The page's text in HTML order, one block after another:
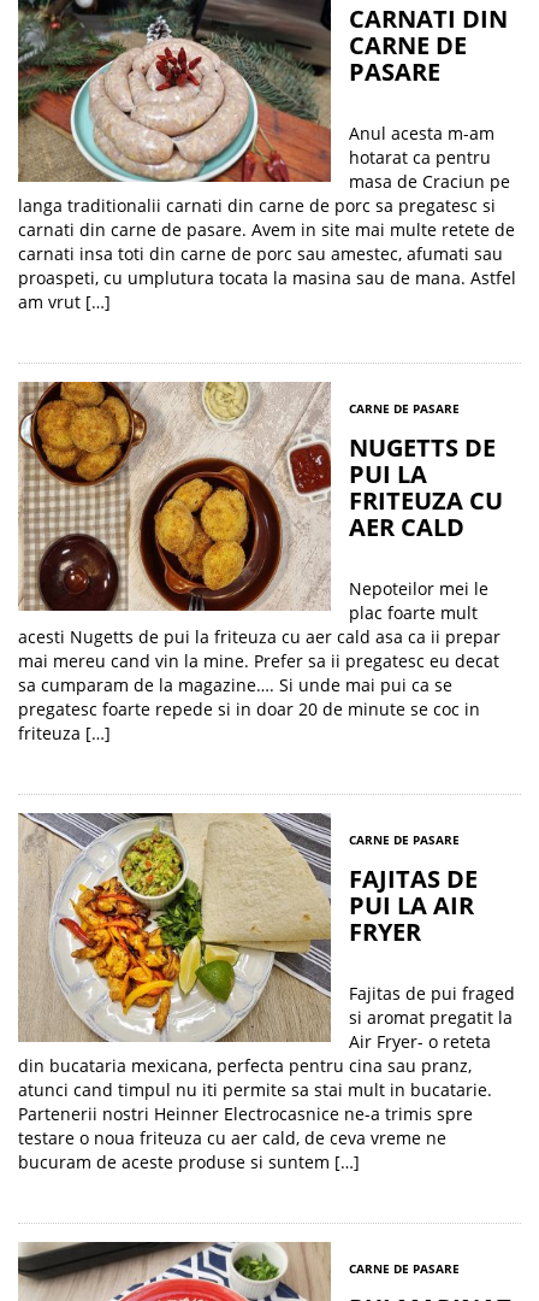
CARNATI DIN
CARNE DE
PASARE
Anul acesta m-am
hotarat ca pentru
masa de Craciun pe
langa traditionalii carnati din carne de porc sa pregatesc si
carnati din carne de pasare. Avem in site mai multe retete de
carnati insa toti din carne de porc sau amestec, afumati sau
proaspeti, cu umplutura tocata la masina sau de mana. Astfel
am vrut […]
CARNE DE PASARE
NUGETTS DE
PUI LA
FRITEUZA CU
AER CALD
Nepoteilor mei le
plac foarte mult
acesti Nugetts de pui la friteuza cu aer cald asa ca ii prepar
mai mereu cand vin la mine. Prefer sa ii pregatesc eu decat
sa cumparam de la magazine…. Si unde mai pui ca se
pregatesc foarte repede si in doar 20 de minute se coc in
friteuza […]
CARNE DE PASARE
FAJITAS DE
PUI LA AIR
FRYER
Fajitas de pui fraged
si aromat pregatit la
Air Fryer- o reteta
din bucataria mexicana, perfecta pentru cina sau pranz,
atunci cand timpul nu iti permite sa stai mult in bucatarie.
Partenerii nostri Heinner Electrocasnice ne-a trimis spre
testare o noua friteuza cu aer cald, de ceva vreme ne
bucuram de aceste produse si suntem […]
CARNE DE PASARE